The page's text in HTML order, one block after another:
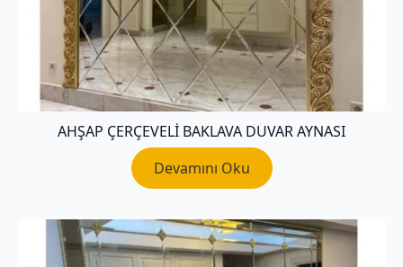
AHŞAP ÇERÇEVELI BAKLAVA DUVAR AYNASI
Devamını Oku